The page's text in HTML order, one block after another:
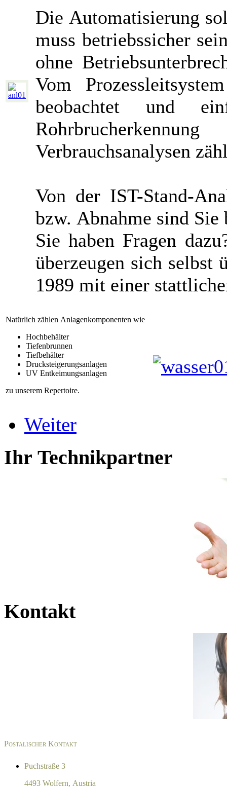
Die Automatisierung
muss betriebssicher
ohne
Vom
beobachtet und
Verbrauchsanalysen
Von der IST-Stand-
bzw. Abnahme sind Sie
Sie haben Fragen
überzeugen sich selbst
1989 mit einer
Natürlich zählen Anlagenkomponenten wie
Hochbehälter
Tiefenbrunnen
Tiefbehälter
Drucksteigerungsanlagen
UV Entkeimungsanlagen
zu unserem Repertoire.
Weiter
Ihr Technikpartner
Kontakt
Postalischer Kontakt
Puchstraße 3
4493 Wolfern, Austria